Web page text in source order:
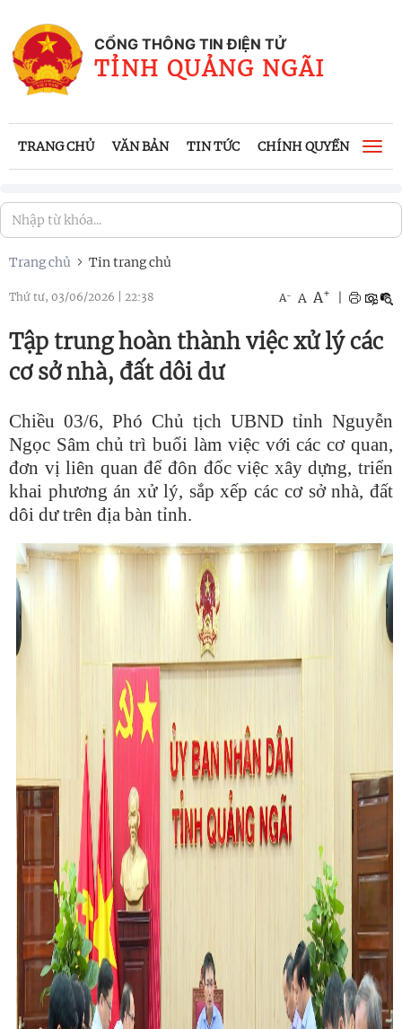
CỔNG THÔNG TIN ĐIỆN TỬ
TỈNH QUẢNG NGÃI
TRANG CHỦ VĂN BẢN TIN TỨC CHÍNH QUYỀN
Trang chủ Tin trang chủ
Thứ tư, 03/06/2026 22:38 A- A A+
Tập trung hoàn thành việc xử lý các
cơ sở nhà, đất dôi dư
Chiều 03/6, Phó Chủ tịch UBND tỉnh Nguyễn
Ngọc Sâm chủ trì buổi làm việc với các cơ quan,
đơn vị liên quan để đôn đốc việc xây dựng, triển
khai phương án xử lý, sắp xếp các cơ sở nhà, đất
dôi dư trên địa bàn tỉnh.